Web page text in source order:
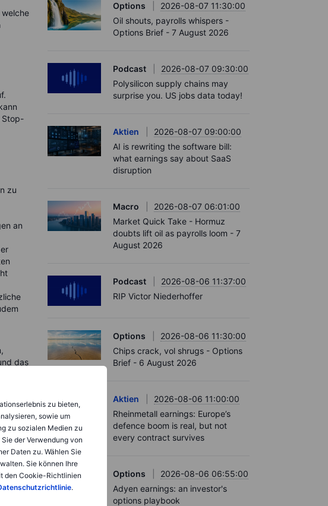
zu bieten,
sowie um
zu sozialen Medien zu
der Verwendung von
Daten zu. Wählen Sie
Sie können Ihre
den Cookie-Richtlinien
.
Stop-
zu
an
das
ist
Options
2026-08-07 11:30:00
Oil shouts, payrolls whispers -
Options Brief - 7 August 2026
Podcast
2026-08-07 09:30:00
Polysilicon supply chains may
surprise you. US jobs data today!
Aktien
2026-08-07 09:00:00
AI is rewriting the software bill:
what earnings say about SaaS
disruption
Macro
2026-08-07 06:01:00
Market Quick Take - Hormuz
doubts lift oil as payrolls loom - 7
August 2026
Podcast
2026-08-06 11:37:00
RIP Victor Niederhoffer
Options
2026-08-06 11:30:00
Chips crack, vol shrugs - Options
Brief - 6 August 2026
Aktien
2026-08-06 11:00:00
Rheinmetall earnings: Europe’s
defence boom is real, but not
every contract survives
Options
2026-08-06 06:55:00
Adyen earnings: an investor's
options playbook